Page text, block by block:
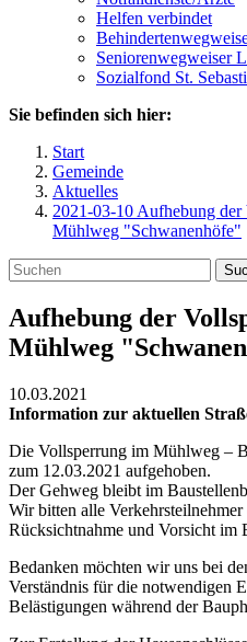
Helfen verbindet
Seniorenwegweiser
Sozialfond St.
Sie befinden sich hier:
Start
Gemeinde
Aktuelles
2021-03-10 Aufhebung
Mühlweg "Schwanenhöfe"
Aufhebung der
Mühlweg
10.03.2021
Information zur aktuellen
Die Vollsperrung im Mühlweg –
zum 12.03.2021 aufgehoben.
Der Gehweg bleibt im
Wir bitten alle Verkehrsteilnehmer
Rücksichtnahme und Vorsicht im
Bedanken möchten wir uns bei
Verständnis für die notwendigen
Belästigungen während der